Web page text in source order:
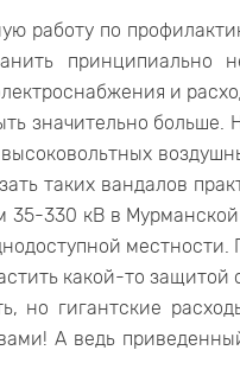
работу по
принципиально
и
значительно
таких вандалов
330 кВ в
какой-то защитой
но гигантские
А ведь